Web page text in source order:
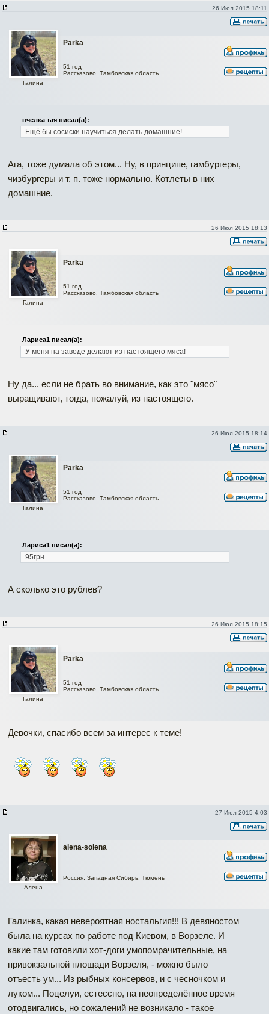
26 Июл 2015 18:11
Parka
Галина
51 год
Рассказово, Тамбовская область
пчелка тая писал(а):
Ещё бы сосиски научиться делать домашние!
Ага, тоже думала об этом... Ну, в принципе, гамбургеры,
чизбургеры и т. п. тоже нормально. Котлеты в них
домашние.
26 Июл 2015 18:13
Parka
Галина
51 год
Рассказово, Тамбовская область
Лариса1 писал(а):
У меня на заводе делают из настоящего мяса!
Ну да... если не брать во внимание, как это "мясо"
выращивают, тогда, пожалуй, из настоящего.
26 Июл 2015 18:14
Parka
Галина
51 год
Рассказово, Тамбовская область
Лариса1 писал(а):
95грн
А сколько это рублев?
26 Июл 2015 18:15
Parka
Галина
51 год
Рассказово, Тамбовская область
Девочки, спасибо всем за интерес к теме!
27 Июл 2015 4:03
alena-solena
Алена
Россия, Западная Сибирь, Тюмень
Галинка, какая невероятная ностальгия!!! В девяностом
была на курсах по работе под Киевом, в Ворзеле. И
какие там готовили хот-доги умопомрачительные, на
привокзальной площади Ворзеля, - можно было
отъесть ум... Из рыбных консервов, и с чесночком и
луком... Поцелуи, естессно, на неопределённое время
отодвигались, но сожалений не возникало - такое